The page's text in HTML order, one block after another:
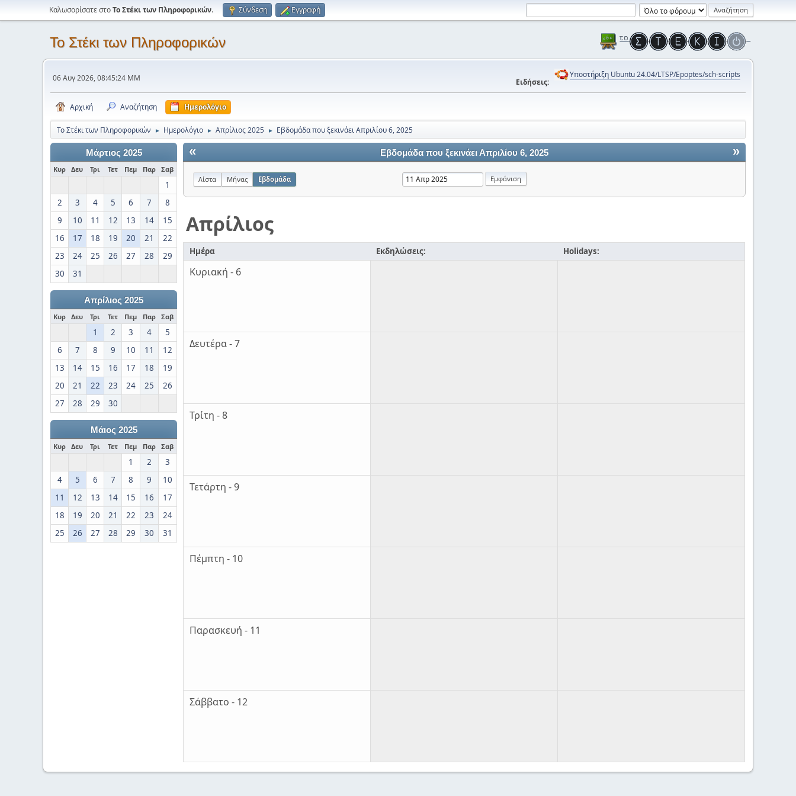
Καλωσορίσατε στοΤο Στέκι των Πληροφορικών. Σύνδεση Εγγραφή
Το Στέκι των Πληροφορικών
06 Αυγ 2026, 08:45:24 ΜΜ Ειδήσεις:
Υποστήριξη Ubuntu 24.04/LTSP/Epoptes/sch-scripts
Αρχική Αναζήτηση Ημερολόγιο
Το Στέκι των Πληροφορικών ► Ημερολόγιο ► Απρίλιος 2025 ► Εβδομάδα που ξεκινάει Απριλίου 6, 2025
Μάρτιος 2025
Κυρ Δευ Τρι Τετ Πεμ Παρ Σαβ
1
2
3 4 5 6 7
8
9
10 11 12 13 14
15
16
17 18 19 20 21
22
23
24 25 26 27 28
29
30
31
Απρίλιος 2025
Κυρ Δευ Τρι Τετ Πεμ Παρ Σαβ
1 2 3 4
5
6
7 8 9 10 11
12
13
14 15 16 17 18
19
20
21 22 23 24 25
26
27
28 29 30
Μάιος 2025
Κυρ Δευ Τρι Τετ Πεμ Παρ Σαβ
1 2
3
4
5 6 7 8 9
10
11
12 13 14 15 16
17
18
19 20 21 22 23
24
25
26 27 28 29 30 31
« »
Εβδομάδα που ξεκινάει Απριλίου 6, 2025
Λίστα Μήνας Εβδομάδα
Απρίλιος
Ημέρα Εκδηλώσεις: Holidays:
Κυριακή - 6
Δευτέρα - 7
Τρίτη - 8
Τετάρτη - 9
Πέμπτη - 10
Παρασκευή - 11
Σάββατο - 12